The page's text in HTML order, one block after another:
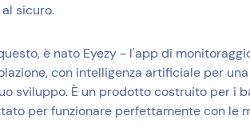
sicuro.
è nato Eyezy - l'app di
con intelligenza artificiale per
sviluppo. È un prodotto costruito per i
per funzionare perfettamente con le